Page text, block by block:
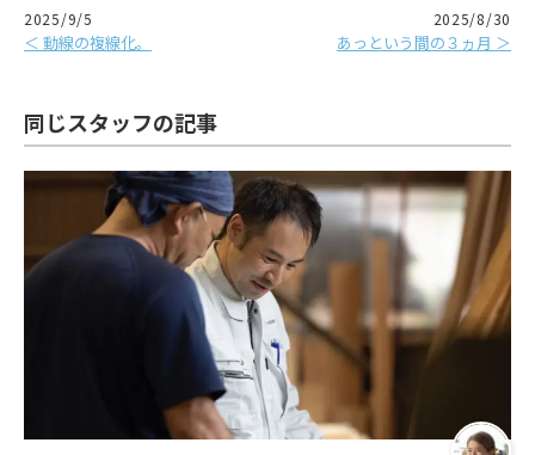
2025/9/5
＜ 動線の複線化。
2025/8/30
あっという間の３ヵ月 ＞
同じスタッフの記事